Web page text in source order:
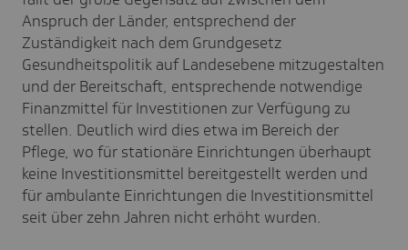
Anspruch der Länder, entsprechend der
Zuständigkeit nach dem Grundgesetz
Gesundheitspolitik auf Landesebene mitzugestalten
und der Bereitschaft, entsprechende notwendige
Finanzmittel für Investitionen zur Verfügung zu
stellen. Deutlich wird dies etwa im Bereich der
Pflege, wo für stationäre Einrichtungen überhaupt
keine Investitionsmittel bereitgestellt werden und
für ambulante Einrichtungen die Investitionsmittel
seit über zehn Jahren nicht erhöht wurden.